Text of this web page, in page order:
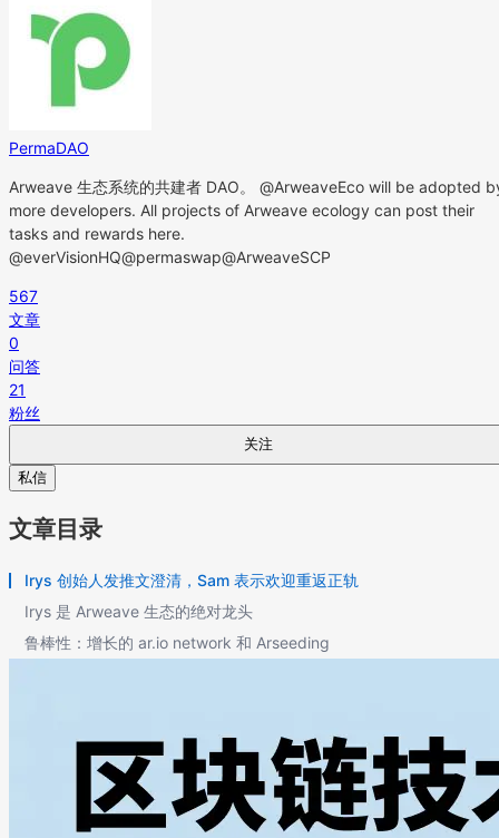
PermaDAO
Arweave 生态系统的共建者 DAO。 @ArweaveEco will be adopted
more developers. All projects of Arweave ecology can post their
tasks and rewards here.
@everVisionHQ@permaswap@ArweaveSCP
567
文章
0
问答
21
粉丝
关注
私信
文章目录
Irys 创始人发推文澄清，Sam 表示欢迎重返正轨
Irys 是 Arweave 生态的绝对龙头
鲁棒性：增长的 ar.io network 和 Arseeding